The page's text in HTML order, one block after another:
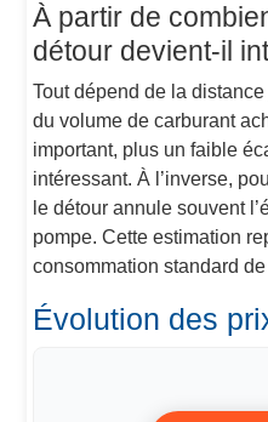
À partir de
détour devient-il
Tout dépend de la
du volume de carburant
important, plus un faible
intéressant. À l’inverse,
le détour annule souvent
pompe. Cette estimation
consommation standard
Évolution des